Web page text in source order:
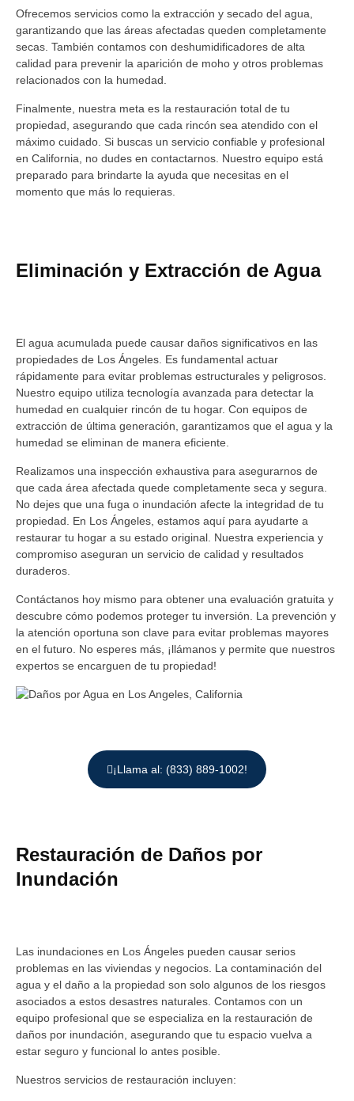
Ofrecemos servicios como la extracción y secado del agua,
garantizando que las áreas afectadas queden completamente
secas. También contamos con deshumidificadores de alta
calidad para prevenir la aparición de moho y otros problemas
relacionados con la humedad.
Finalmente, nuestra meta es la restauración total de tu
propiedad, asegurando que cada rincón sea atendido con el
máximo cuidado. Si buscas un servicio confiable y profesional
en California, no dudes en contactarnos. Nuestro equipo está
preparado para brindarte la ayuda que necesitas en el
momento que más lo requieras.
Eliminación y Extracción de Agua
El agua acumulada puede causar daños significativos en las
propiedades de Los Ángeles. Es fundamental actuar
rápidamente para evitar problemas estructurales y peligrosos.
Nuestro equipo utiliza tecnología avanzada para detectar la
humedad en cualquier rincón de tu hogar. Con equipos de
extracción de última generación, garantizamos que el agua y la
humedad se eliminan de manera eficiente.
Realizamos una inspección exhaustiva para asegurarnos de
que cada área afectada quede completamente seca y segura.
No dejes que una fuga o inundación afecte la integridad de tu
propiedad. En Los Ángeles, estamos aquí para ayudarte a
restaurar tu hogar a su estado original. Nuestra experiencia y
compromiso aseguran un servicio de calidad y resultados
duraderos.
Contáctanos hoy mismo para obtener una evaluación gratuita y
descubre cómo podemos proteger tu inversión. La prevención y
la atención oportuna son clave para evitar problemas mayores
en el futuro. No esperes más, ¡llámanos y permite que nuestros
expertos se encarguen de tu propiedad!
¡Llama al: (833) 889-1002!
Restauración de Daños por
Inundación
Las inundaciones en Los Ángeles pueden causar serios
problemas en las viviendas y negocios. La contaminación del
agua y el daño a la propiedad son solo algunos de los riesgos
asociados a estos desastres naturales. Contamos con un
equipo profesional que se especializa en la restauración de
daños por inundación, asegurando que tu espacio vuelva a
estar seguro y funcional lo antes posible.
Nuestros servicios de restauración incluyen: